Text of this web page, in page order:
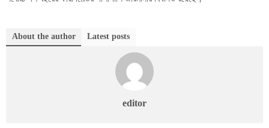
About the author Latest posts
editor